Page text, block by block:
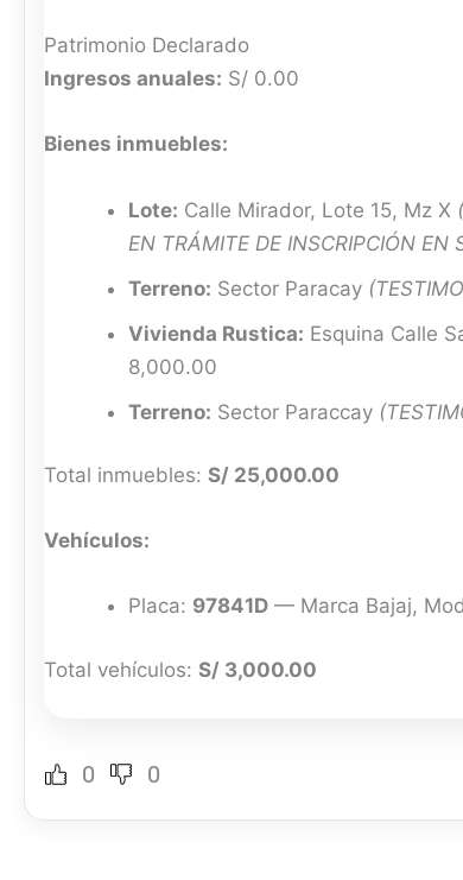
Patrimonio Declarado
Ingresos anuales: S/ 0.00
Bienes inmuebles:
Lote: Calle Mirador, Lote 15, Mz X
EN TRÁMITE DE INSCRIPCIÓN EN
Terreno: Sector Paracay
Vivienda Rustica: Esquina Calle
8,000.00
Terreno: Sector Paraccay
Total inmuebles: S/ 25,000.00
Vehículos:
Placa: 97841D — Marca Bajaj,
Total vehículos: S/ 3,000.00
0 0